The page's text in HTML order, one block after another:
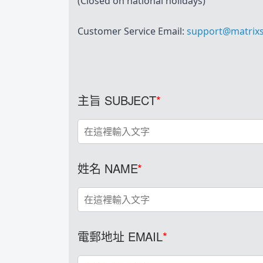
Customer Service Email:
主旨 SUBJECT
姓名 NAME
電郵地址 EMAIL